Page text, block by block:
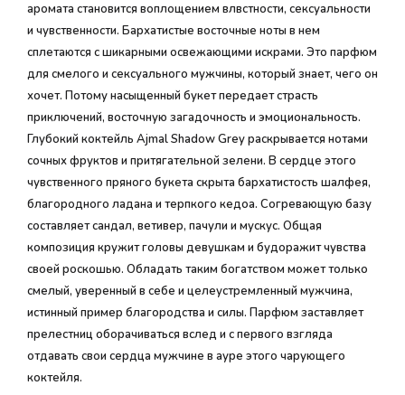
аромата становится воплощением влвстности, сексуальности
и чувственности. Бархатистые восточные ноты в нем
сплетаются с шикарными освежающими искрами. Это парфюм
для смелого и сексуального мужчины, который знает, чего он
хочет. Потому насыщенный букет передает страсть
приключений, восточную загадочность и эмоциональность.
Глубокий коктейль Ajmal Shadow Grey раскрывается нотами
сочных фруктов и притягательной зелени. В сердце этого
чувственного пряного букета скрыта бархатистость шалфея,
благородного ладана и терпкого кедоа. Согревающую базу
составляет сандал, ветивер, пачули и мускус. Общая
композиция кружит головы девушкам и будоражит чувства
своей роскошью. Обладать таким богатством может только
смелый, уверенный в себе и целеустремленный мужчина,
истинный пример благородства и силы. Парфюм заставляет
прелестниц оборачиваться вслед и с первого взгляда
отдавать свои сердца мужчине в ауре этого чарующего
коктейля.